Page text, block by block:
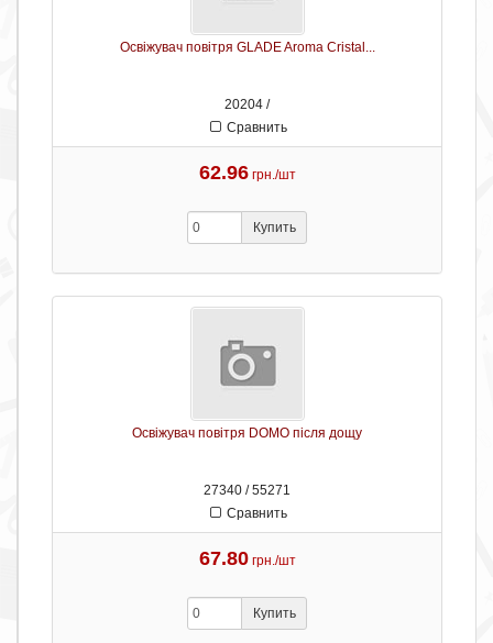
Освіжувач повітря GLADE Aroma Cristal...
20204 /
Сравнить
62.96 грн./шт
Купить
Освіжувач повітря DOMO після дощу
27340 / 55271
Сравнить
67.80 грн./шт
Купить